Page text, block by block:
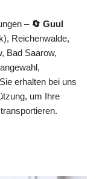
– 🔄 Guul
Reichenwalde,
Bad Saarow,
erhalten bei uns
um Ihre